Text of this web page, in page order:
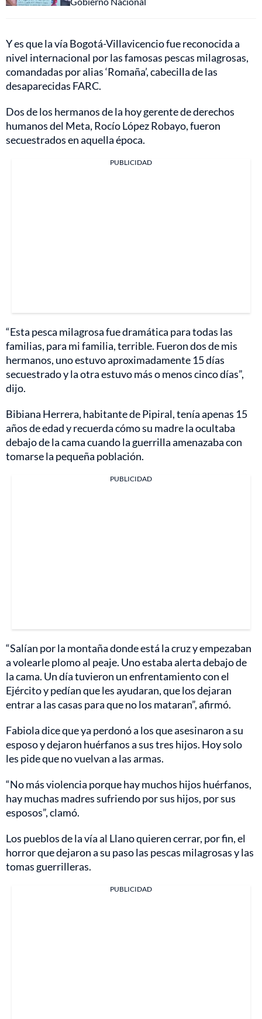
Y es que la vía Bogotá-Villavicencio fue reconocida a
nivel internacional por las famosas pescas milagrosas,
comandadas por alias ‘Romaña’, cabecilla de las
desaparecidas FARC.
Dos de los hermanos de la hoy gerente de derechos
humanos del Meta, Rocío López Robayo, fueron
secuestrados en aquella época.
PUBLICIDAD
“Esta pesca milagrosa fue dramática para todas las
familias, para mi familia, terrible. Fueron dos de mis
hermanos, uno estuvo aproximadamente 15 días
secuestrado y la otra estuvo más o menos cinco días”,
dijo.
Bibiana Herrera, habitante de Pipiral, tenía apenas 15
años de edad y recuerda cómo su madre la ocultaba
debajo de la cama cuando la guerrilla amenazaba con
tomarse la pequeña población.
PUBLICIDAD
“Salían por la montaña donde está la cruz y empezaban
a volearle plomo al peaje. Uno estaba alerta debajo de
la cama. Un día tuvieron un enfrentamiento con el
Ejército y pedían que les ayudaran, que los dejaran
entrar a las casas para que no los mataran”, afirmó.
Fabiola dice que ya perdonó a los que asesinaron a su
esposo y dejaron huérfanos a sus tres hijos. Hoy solo
les pide que no vuelvan a las armas.
“No más violencia porque hay muchos hijos huérfanos,
hay muchas madres sufriendo por sus hijos, por sus
esposos”, clamó.
Los pueblos de la vía al Llano quieren cerrar, por fin, el
horror que dejaron a su paso las pescas milagrosas y las
tomas guerrilleras.
PUBLICIDAD